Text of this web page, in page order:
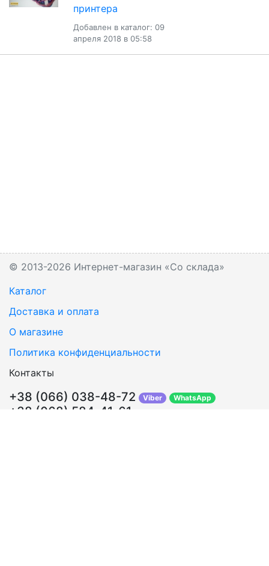
принтера
Добавлен в каталог: 09
апреля 2018 в 05:58
© 2013-2026 Интернет-магазин «Со склада»
Каталог
Доставка и оплата
О магазине
Политика конфиденциальности
Контакты
+38 (066) 038-48-72 Viber WhatsApp
+38 (068) 584-41-61